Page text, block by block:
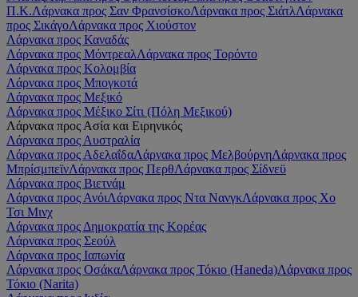
Π.Κ.Λάρνακα προς Σαν ΦρανσίσκοΛάρνακα προς ΣιάτλΛάρνακα
προς ΣικάγοΛάρνακα προς Χιούστον
Λάρνακα προς Καναδάς
Λάρνακα προς ΜόντρεαλΛάρνακα προς Τορόντο
Λάρνακα προς Κολομβία
Λάρνακα προς Μπογκοτά
Λάρνακα προς Μεξικό
Λάρνακα προς Μέξικο Σίτι (Πόλη Μεξικού)
Λάρνακα προς Ασία και Ειρηνικός
Λάρνακα προς Αυστραλία
Λάρνακα προς ΑδελαΐδαΛάρνακα προς ΜελβούρνηΛάρνακα προς
ΜπρίσμπεϊνΛάρνακα προς ΠερθΛάρνακα προς Σίδνεϋ
Λάρνακα προς Βιετνάμ
Λάρνακα προς ΑνόιΛάρνακα προς Ντα ΝανγκΛάρνακα προς Χο
Τσι Μινχ
Λάρνακα προς Δημοκρατία της Κορέας
Λάρνακα προς Σεούλ
Λάρνακα προς Ιαπωνία
Λάρνακα προς ΟσάκαΛάρνακα προς Τόκιο (Haneda)Λάρνακα προς
Τόκιο (Narita)